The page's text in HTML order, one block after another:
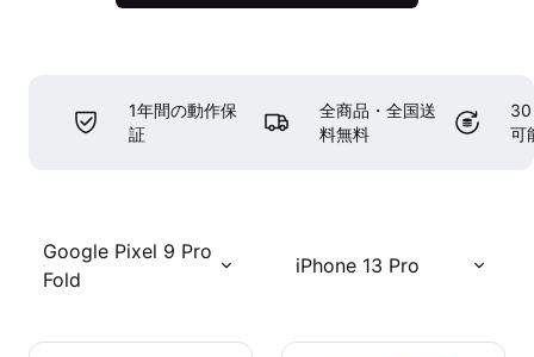
1年間の動作保
証
全商品・全国送
料無料
30
可
Google Pixel 9 Pro
Fold
iPhone 13 Pro